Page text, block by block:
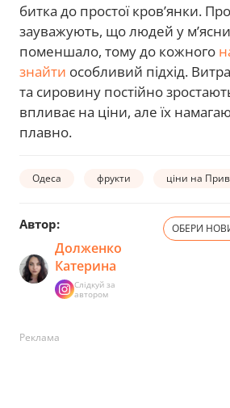
битка до простої кров’янки.
зауважують, що людей у
поменшало, тому до кожного
знайти особливий підхід.
та сировину постійно
впливає на ціни, але їх
плавно.
Одеса фрукти ціни на
Автор:
Долженко
Катерина
Слідкуй за
автором
ОБЕРИ
Реклама